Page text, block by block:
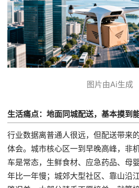
图片由Ai生成
生活痛点：地面同城配送，基本摸到
行业数据离普通人很远，但配送带来
体会。城市核心区一到早晚高峰，非
车是常态，生鲜食材、应急药品、母
年比一年慢；城郊大型社区、靠山沿